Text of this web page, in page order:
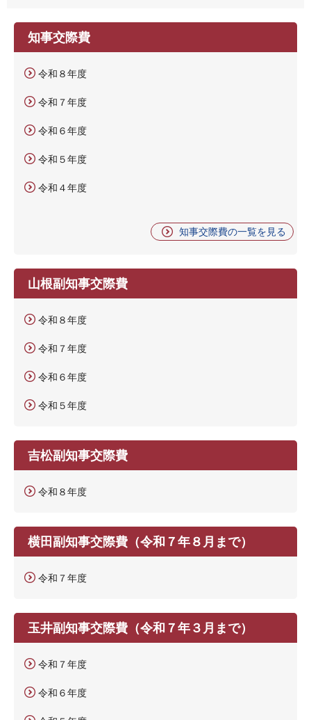
知事交際費
令和８年度
令和７年度
令和６年度
令和５年度
令和４年度
知事交際費の一覧を見る
山根副知事交際費
令和８年度
令和７年度
令和６年度
令和５年度
吉松副知事交際費
令和８年度
横田副知事交際費（令和７年８月まで）
令和７年度
玉井副知事交際費（令和７年３月まで）
令和７年度
令和６年度